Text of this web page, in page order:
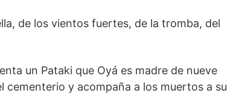
de los vientos fuertes, de la tromba, del
un Pataki que Oyá es madre de nueve
cementerio y acompaña a los muertos a su